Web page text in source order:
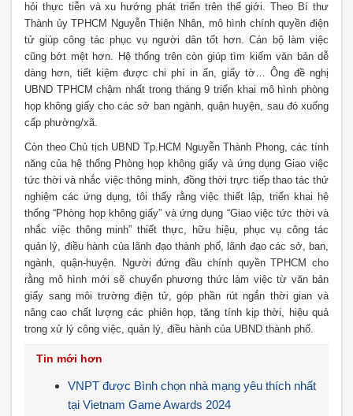
hỏi thực tiễn và xu hướng phát triển trên thế giới. Theo Bí thư
Thành ủy TPHCM Nguyễn Thiện Nhân, mô hình chính quyền điện
tử giúp công tác phục vụ người dân tốt hơn. Cán bộ làm việc
cũng bớt mệt hơn. Hệ thống trên còn giúp tìm kiếm văn bản dễ
dàng hơn, tiết kiệm được chi phí in ấn, giấy tờ… Ông đề nghị
UBND TPHCM chậm nhất trong tháng 9 triển khai mô hình phòng
họp không giấy cho các sở ban ngành, quận huyện, sau đó xuống
cấp phường/xã.
Còn theo Chủ tịch UBND Tp.HCM Nguyễn Thành Phong, các tính
năng của hệ thống Phòng họp không giấy và ứng dụng Giao việc
tức thời và nhắc việc thông minh, đồng thời trực tiếp thao tác thử
nghiệm các ứng dụng, tôi thấy rằng việc thiết lập, triển khai hệ
thống “Phòng họp không giấy” và ứng dụng “Giao việc tức thời và
nhắc việc thông minh” thiết thực, hữu hiệu, phục vụ công tác
quản lý, điều hành của lãnh đạo thành phố, lãnh đạo các sở, ban,
ngành, quận-huyện. Người đứng đầu chính quyền TPHCM cho
rằng mô hình mới sẽ chuyển phương thức làm việc từ văn bản
giấy sang môi trường điện tử, góp phần rút ngắn thời gian và
nâng cao chất lượng các phiên họp, tăng tính kịp thời, hiệu quả
trong xử lý công việc, quản lý, điều hành của UBND thành phố.
Tin mới hơn
VNPT được Bình chọn nhà mạng yêu thích nhất
tại Vietnam Game Awards 2024